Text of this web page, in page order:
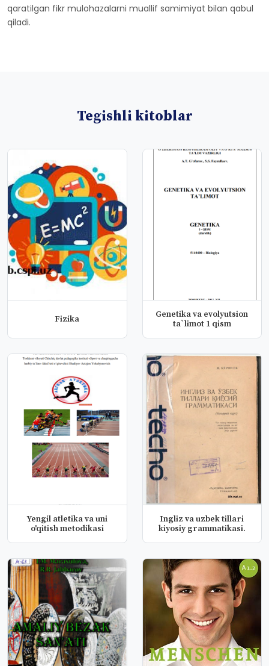
qaratilgan fikr mulohazalarni muallif samimiyat bilan qabul
qiladi.
Tegishli kitoblar
Fizika
Genetika va evolyutsion
ta`limot 1 qism
Yengil atletika va uni
o'qitish metodikasi
Ingliz va uzbek tillari
kiyosiy grammatikasi.